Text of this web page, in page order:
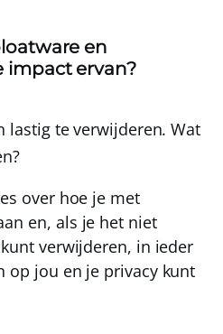
en
impact ervan?
lastig te verwijderen. Wat
over hoe je met
en, als je het niet
verwijderen, in ieder
op jou en je privacy kunt